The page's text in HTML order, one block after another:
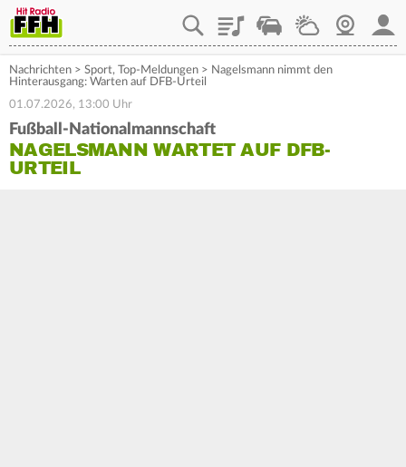
PlaylistStaupilotWetterWebcam
Nachrichten > Sport, Top-Meldungen > Nagelsmann nimmt den
Hinterausgang: Warten auf DFB-Urteil
01.07.2026, 13:00 Uhr
Fußball-Nationalmannschaft
NAGELSMANN WARTET AUF DFB-
URTEIL